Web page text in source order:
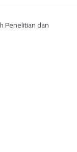
Penelitian dan